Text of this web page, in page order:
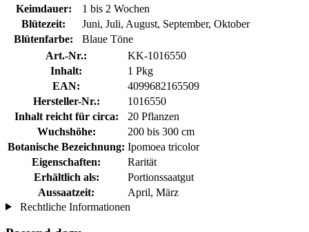
Keimdauer:
1 bis 2 Wochen
Blütezeit:
Juni, Juli, August, September, Oktober
Blütenfarbe:
Blaue Töne
Art.-Nr.:
KK-1016550
Inhalt:
1 Pkg
EAN:
4099682165509
Hersteller-Nr.:
1016550
Inhalt reicht für circa:
20 Pflanzen
Wuchshöhe:
200 bis 300 cm
Botanische Bezeichnung: Ipomoea tricolor
Eigenschaften:
Rarität
Erhältlich als:
Portionssaatgut
Aussaatzeit:
April, März
Rechtliche Informationen